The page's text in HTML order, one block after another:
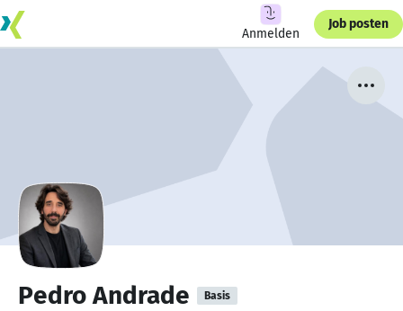
Anmelden
Job posten
Pedro Andrade Basis